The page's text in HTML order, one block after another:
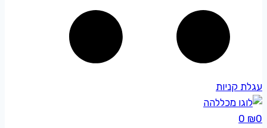
עגלת קניות
₪0
0